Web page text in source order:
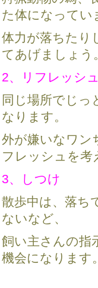
た体になってい
体力が落ちたり
てあげましょう
2、リフレッシ
同じ場所でじっ
なります。
外が嫌いなワン
フレッシュを考
3、しつけ
散歩中は、落ち
ないなど、
飼い主さんの指
機会になります